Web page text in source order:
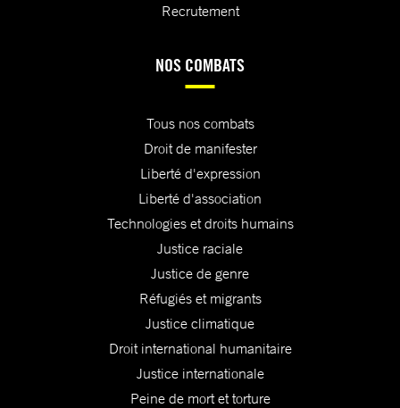
Recrutement
NOS COMBATS
Tous nos combats
Droit de manifester
Liberté d'expression
Liberté d'association
Technologies et droits humains
Justice raciale
Justice de genre
Réfugiés et migrants
Justice climatique
Droit international humanitaire
Justice internationale
Peine de mort et torture